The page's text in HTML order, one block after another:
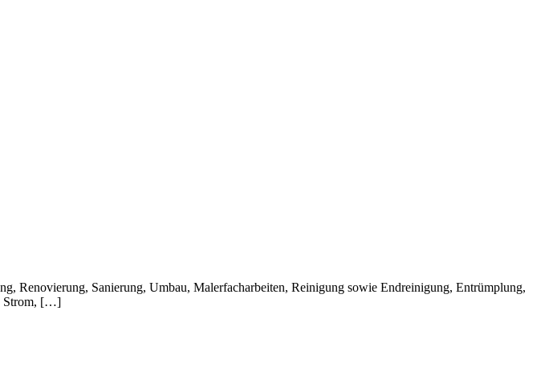
Renovierung, Sanierung, Umbau, Malerfacharbeiten, Reinigung sowie Endreinigung, Entrümplung,
Strom, […]